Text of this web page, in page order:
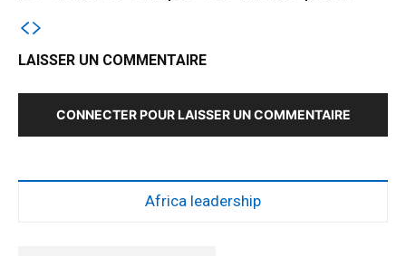
LAISSER UN COMMENTAIRE
CONNECTER POUR LAISSER UN COMMENTAIRE
Africa leadership